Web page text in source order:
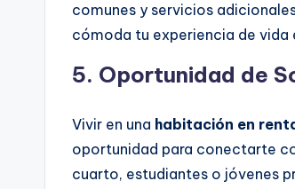
comunes y servicios
cómoda tu experiencia de vida
5. Oportunidad de
Vivir en una habitación en
oportunidad para conectarte
cuarto, estudiantes o jóvenes